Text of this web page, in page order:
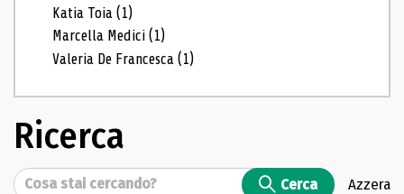
Katia Toia(1)
Marcella Medici(1)
Valeria De Francesca(1)
Ricerca
Cerca Cerca Azzera